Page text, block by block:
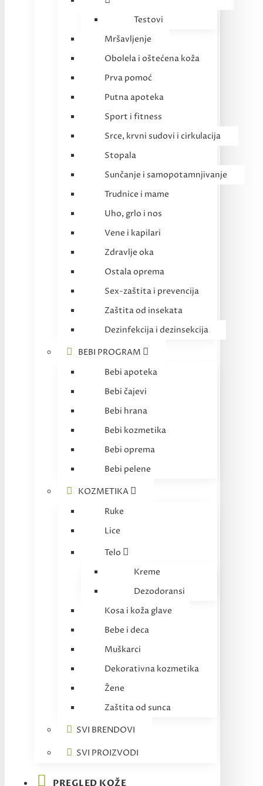
Testovi
Mršavljenje
Obolela i oštećena koža
Prva pomoć
Putna apoteka
Sport i fitness
Srce, krvni sudovi i cirkulacija
Stopala
Sunčanje i samopotamnjivanje
Trudnice i mame
Uho, grlo i nos
Vene i kapilari
Zdravlje oka
Ostala oprema
Sex-zaštita i prevencija
Zaštita od insekata
Dezinfekcija i dezinsekcija
BEBI PROGRAM
Bebi apoteka
Bebi čajevi
Bebi hrana
Bebi kozmetika
Bebi oprema
Bebi pelene
KOZMETIKA
Ruke
Lice
Telo
Kreme
Dezodoransi
Kosa i koža glave
Bebe i deca
Muškarci
Dekorativna kozmetika
Žene
Zaštita od sunca
SVI BRENDOVI
SVI PROIZVODI
PREGLED KOŽE